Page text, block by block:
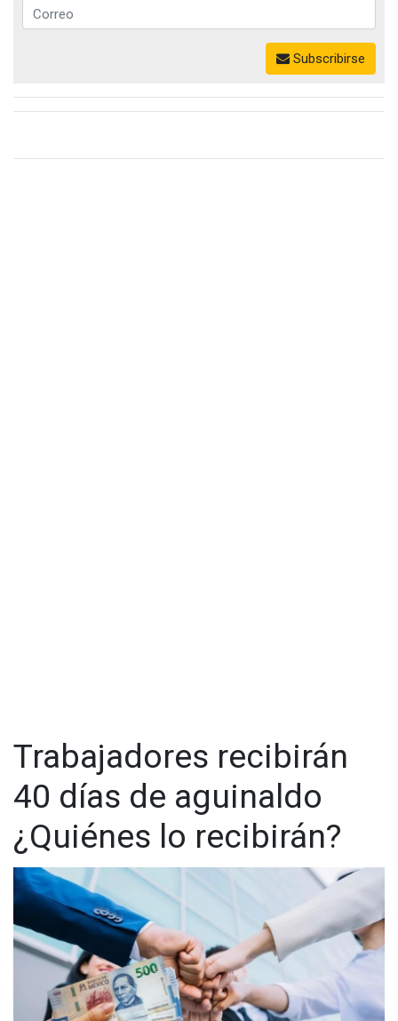
Subscribirse
Trabajadores recibirán
40 días de aguinaldo
¿Quiénes lo recibirán?